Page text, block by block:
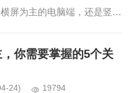
屏为主的电脑端，还是竖屏
出现黑边、画面拉伸变形等问
你需要掌握的5个关
24) 19794